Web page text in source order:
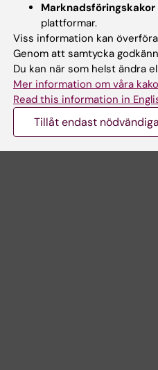
Karta
Marknadsföringskakor
plattformar.
Viss information kan
Genom att samtycka
Du kan när som helst ändra
Mer information om våra
Read this information in
Tillåt endast nödvändiga